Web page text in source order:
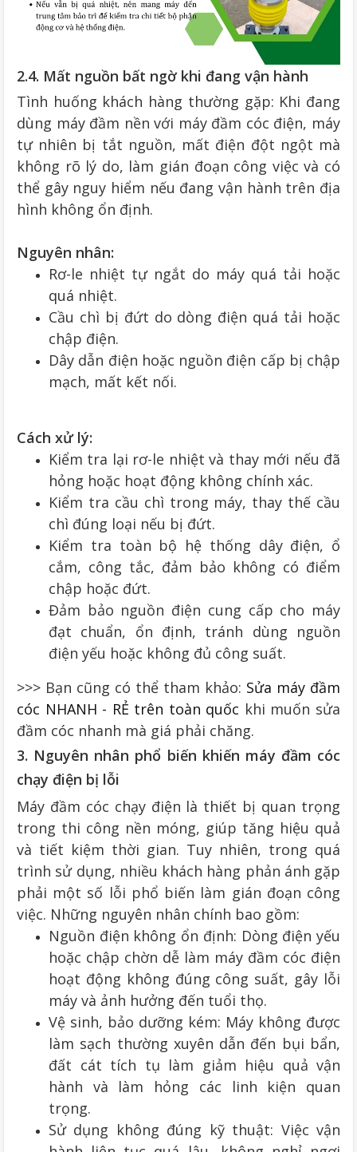
2.4. Mất nguồn bất ngờ khi đang vận hành
Tình huống khách hàng thường gặp: Khi đang
dùng máy đầm nền với máy đầm cóc điện, máy
tự nhiên bị tắt nguồn, mất điện đột ngột mà
không rõ lý do, làm gián đoạn công việc và có
thể gây nguy hiểm nếu đang vận hành trên địa
hình không ổn định.
Nguyên nhân:
Rơ-le nhiệt tự ngắt do máy quá tải hoặc
quá nhiệt.
Cầu chì bị đứt do dòng điện quá tải hoặc
chập điện.
Dây dẫn điện hoặc nguồn điện cấp bị chập
mạch, mất kết nối.
Cách xử lý:
Kiểm tra lại rơ-le nhiệt và thay mới nếu đã
hỏng hoặc hoạt động không chính xác.
Kiểm tra cầu chì trong máy, thay thế cầu
chì đúng loại nếu bị đứt.
Kiểm tra toàn bộ hệ thống dây điện, ổ
cắm, công tắc, đảm bảo không có điểm
chập hoặc đứt.
Đảm bảo nguồn điện cung cấp cho máy
đạt chuẩn, ổn định, tránh dùng nguồn
điện yếu hoặc không đủ công suất.
>>> Bạn cũng có thể tham khảo: Sửa máy đầm
cóc NHANH - RẺ trên toàn quốc khi muốn sửa
đầm cóc nhanh mà giá phải chăng.
3. Nguyên nhân phổ biến khiến máy đầm cóc
chạy điện bị lỗi
Máy đầm cóc chạy điện là thiết bị quan trọng
trong thi công nền móng, giúp tăng hiệu quả
và tiết kiệm thời gian. Tuy nhiên, trong quá
trình sử dụng, nhiều khách hàng phản ánh gặp
phải một số lỗi phổ biến làm gián đoạn công
việc. Những nguyên nhân chính bao gồm:
Nguồn điện không ổn định: Dòng điện yếu
hoặc chập chờn dễ làm máy đầm cóc điện
hoạt động không đúng công suất, gây lỗi
máy và ảnh hưởng đến tuổi thọ.
Vệ sinh, bảo dưỡng kém: Máy không được
làm sạch thường xuyên dẫn đến bụi bẩn,
đất cát tích tụ làm giảm hiệu quả vận
hành và làm hỏng các linh kiện quan
trọng.
Sử dụng không đúng kỹ thuật: Việc vận